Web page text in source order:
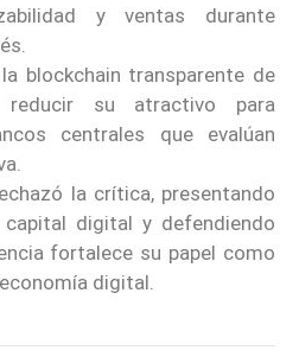
y ventas durante
blockchain transparente de
reducir su atractivo para
centrales que evalúan
la crítica, presentando
digital y defendiendo
fortalece su papel como
digital.